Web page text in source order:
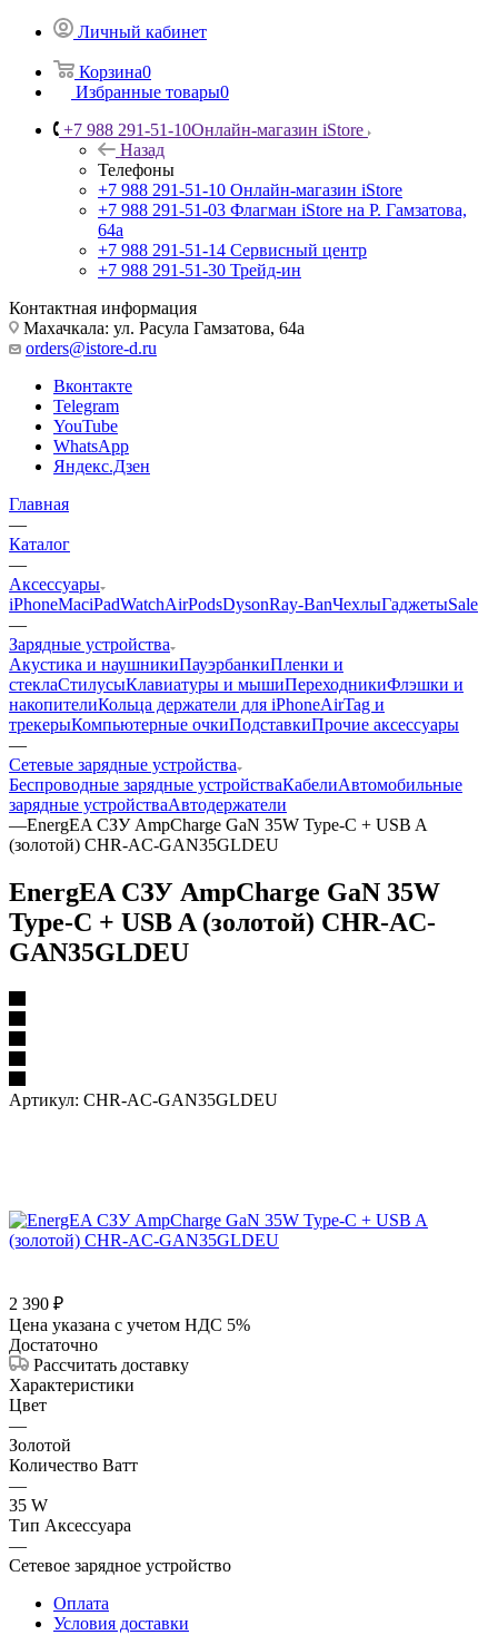
Личный кабинет
Корзина0
Избранные товары0
+7 988 291-51-10Онлайн-магазин iStore
Назад
Телефоны
+7 988 291-51-10 Онлайн-магазин iStore
+7 988 291-51-03 Флагман iStore на Р. Гамзатова,
64а
+7 988 291-51-14 Сервисный центр
+7 988 291-51-30 Трейд-ин
Контактная информация
Махачкала: ул. Расула Гамзатова, 64а
orders@istore-d.ru
Вконтакте
Telegram
YouTube
WhatsApp
Яндекс.Дзен
Главная
—
Каталог
—
Аксессуары
iPhoneMaciPadWatchAirPodsDysonRay-BanЧехлыГаджетыSale
—
Зарядные устройства
Акустика и наушникиПауэрбанкиПленки и
стеклаСтилусыКлавиатуры и мышиПереходникиФлэшки и
накопителиКольца держатели для iPhoneAirTag и
трекерыКомпьютерные очкиПодставкиПрочие аксессуары
—
Сетевые зарядные устройства
Беспроводные зарядные устройстваКабелиАвтомобильные
зарядные устройстваАвтодержатели
—EnergEA СЗУ AmpCharge GaN 35W Type-C + USB A
(золотой) CHR-AC-GAN35GLDEU
EnergEA СЗУ AmpCharge GaN 35W
Type-C + USB A (золотой) CHR-AC-
GAN35GLDEU
Артикул: CHR-AC-GAN35GLDEU
2 390 ₽
Цена указана с учетом НДС 5%
Достаточно
Рассчитать доставку
Характеристики
Цвет
—
Золотой
Количество Ватт
—
35 W
Тип Аксессуара
—
Сетевое зарядное устройство
Оплата
Условия доставки